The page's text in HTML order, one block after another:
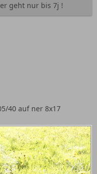
geht nur bis 7j !
40 auf ner 8x17